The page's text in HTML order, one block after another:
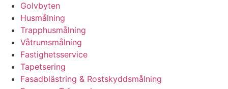
Golvbyten
Husmålning
Trapphusmålning
Våtrumsmålning
Fastighetsservice
Tapetsering
Fasadblästring & Rostskyddsmålning